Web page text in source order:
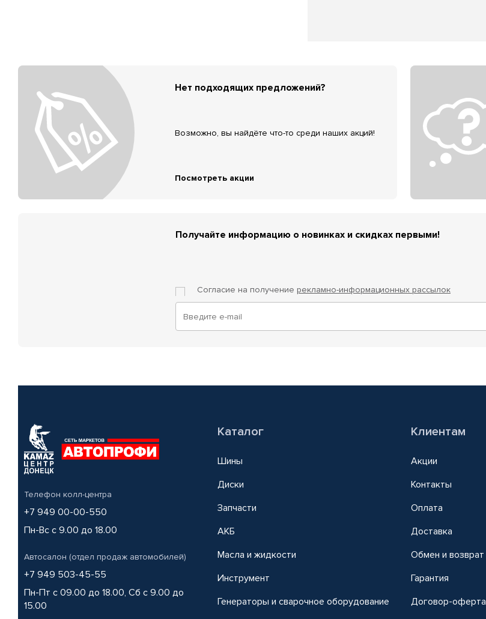
Нет подходящих предложений?
Возможно, вы найдёте что-то среди наших акций!
Посмотреть акции
Получайте информацию о новинках и скидках первыми!
Согласие на получение рекламно-информационных рассылок
Телефон колл-центра
+7 949 00-00-550
Пн-Вс с 9.00 до 18.00
Автосалон (отдел продаж автомобилей)
+7 949 503-45-55
Пн-Пт с 09.00 до 18.00, Сб с 9.00 до
15.00
Каталог
Шины
Диски
Запчасти
АКБ
Масла и жидкости
Инструмент
Генераторы и сварочное оборудование
Клиентам
Акции
Контакты
Оплата
Доставка
Обмен и возврат
Гарантия
Договор-оферта